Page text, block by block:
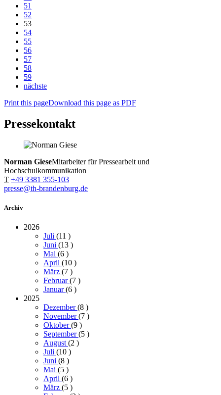
51
52
53
54
55
56
57
58
59
nächste
Print this pageDownload this page as PDF
Pressekontakt
Norman GieseMitarbeiter für Pressearbeit und
Hochschulkommunikation
T +49 3381 355-103
presse@th-brandenburg.de
Archiv
2026
Juli (11 )
Juni (13 )
Mai (6 )
April (10 )
März (7 )
Februar(7 )
Januar(6 )
2025
Dezember(8 )
November(7 )
Oktober(9 )
September(5 )
August(2 )
Juli (10 )
Juni (8 )
Mai (5 )
April (6 )
März (5 )